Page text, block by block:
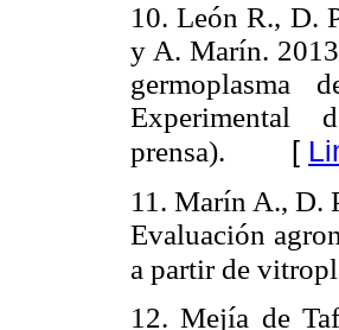
10. León R., D.
y A. Marín.
germoplasma
prensa). [
11. Marín A., D.
Evaluación
a partir de
12. Mejía de